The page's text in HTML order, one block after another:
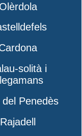
Olèrdola
solità i
del Penedès
Rajadell